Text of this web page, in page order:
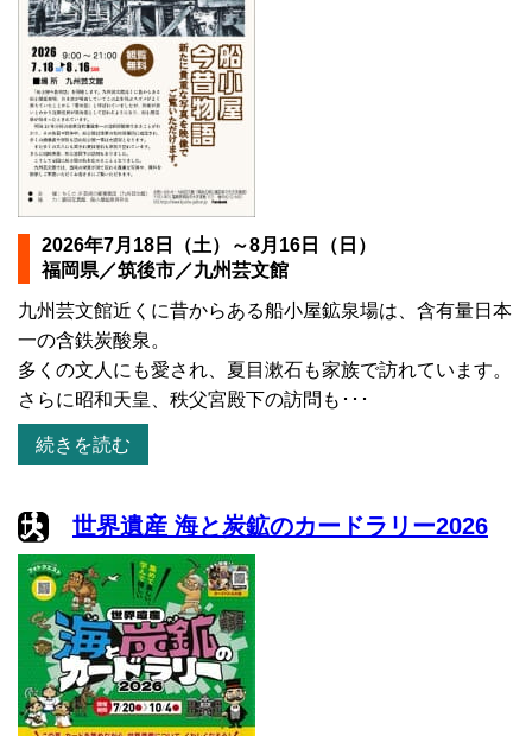
2026年7月18日（土）～8月16日（日）
福岡県／筑後市／九州芸文館
九州芸文館近くに昔からある船小屋鉱泉場は、含有量日本
一の含鉄炭酸泉。
多くの文人にも愛され、夏目漱石も家族で訪れています。
さらに昭和天皇、秩父宮殿下の訪問も･･･
続きを読む
世界遺産 海と炭鉱のカードラリー2026